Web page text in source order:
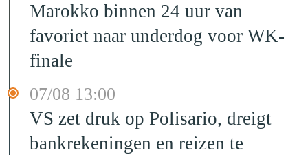
Marokko binnen 24 uur van
favoriet naar underdog voor WK-
finale
07/08 13:00
VS zet druk op Polisario, dreigt
bankrekeningen en reizen te